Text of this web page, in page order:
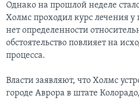
Однако на прошлой неделе
Холмс проходил курс лечения у
нет определенности
обстоятельство повлияет на
процесса.
Власти заявляют, что Холмс
городе Аврора в штате